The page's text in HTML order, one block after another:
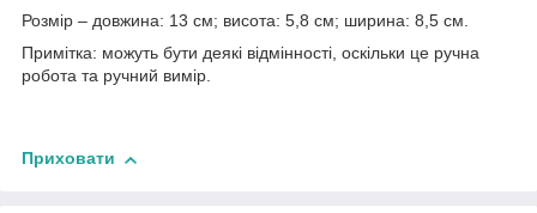
Розмір – довжина: 13 см; висота: 5,8 см; ширина: 8,5 см.
Примітка: можуть бути деякі відмінності, оскільки це ручна
робота та ручний вимір.
Приховати